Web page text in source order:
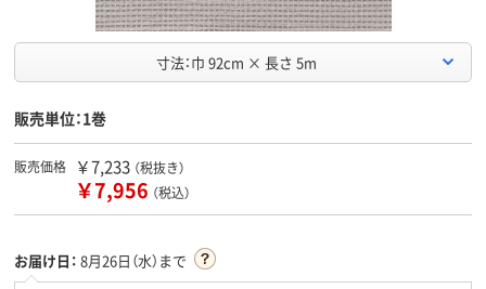
寸法：巾 92cm × 長さ 5m
販売単位：1巻
販売価格 ￥7,233 （税抜き）
￥7,956 （税込）
お届け日： 8月26日（水）まで